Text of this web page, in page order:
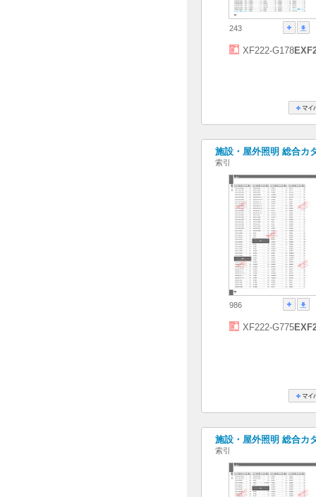
243
XF222-G178
施設・屋外照明 総合カ
索引
986
XF222-G775
施設・屋外照明 総合カ
索引